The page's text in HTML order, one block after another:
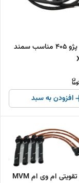
وایر شمع پژو 405 مناسب سمند
افزودن به سبد
وایر شمع تقویتی ام وی ام MVM